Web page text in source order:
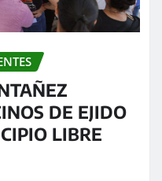
DE EJIDO
LIBRE